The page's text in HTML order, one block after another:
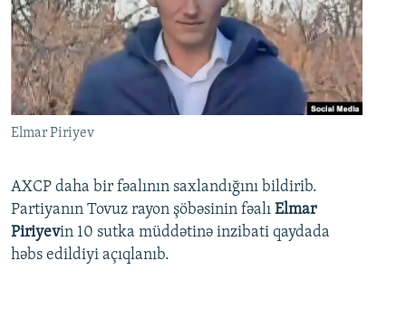
Elmar Piriyev
AXCP daha bir fəalının saxlandığını bildirib.
Partiyanın Tovuz rayon şöbəsinin fəalı Elmar
Piriyevin 10 sutka müddətinə inzibati qaydada
həbs edildiyi açıqlanıb.